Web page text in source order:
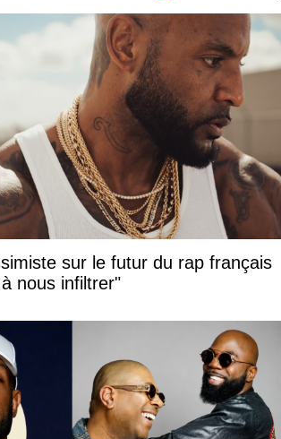
sur le futur du rap français
nous infiltrer"